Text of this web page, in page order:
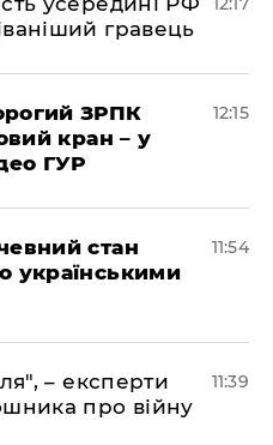
гравець
ЗРПК
кран – у
ГУР
12:15
стан
українськими
11:54
– експерти
про війну
11:39